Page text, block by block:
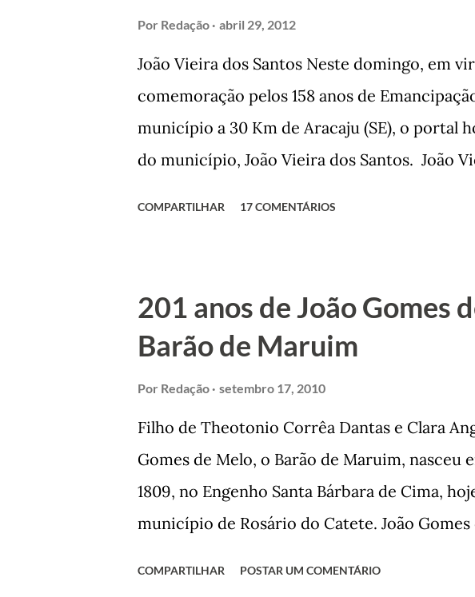
Por Redação abril 29, 2012
João Vieira dos Santos Neste domingo, em
comemoração pelos 158 anos de
município a 30 Km de Aracaju (SE), o portal
do município, João Vieira dos Santos. João
se dedicar aos estudos, e então passou a
primeiro plano para auxiliar na renda
dono de bar, de armarinho e depois de uma
incontáveis vezes que trabalhar
normal em trocas de gorjetas que c...
COMPARTILHAR 17 COMENTÁRIOS
201 anos de João Gomes
Barão de Maruim
Por Redação setembro 17, 2010
Filho de Theotonio Corrêa Dantas e Clara
Gomes de Melo, o Barão de Maruim, nasceu
1809, no Engenho Santa Bárbara de Cima,
município de Rosário do Catete. João
COMPARTILHAR POSTAR UM COMENTÁRIO